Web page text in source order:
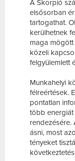
A Skorpió
elsősorban
tartogathat.
kerülhetnek
maga mögött
közeli
felgyülemlett
Munkahelyi
félreértések.
pontatlan
több
rendezésére.
ásni, most
tényeket